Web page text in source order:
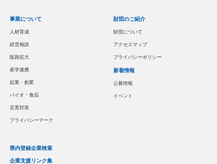
事業について
人材育成
経営相談
販路拡大
産学連携
起業・創業
バイオ・食品
災害対策
プライバシーマーク
財団のご紹介
財団について
アクセスマップ
プライバシーポリシー
新着情報
公募情報
イベント
県内登録企業検索
企業支援リンク集